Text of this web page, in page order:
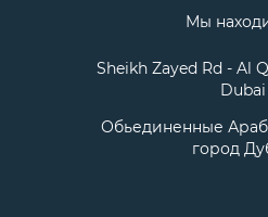
Мы
Sheikh Zayed Rd - Al
Dubai
Обьединенные
город